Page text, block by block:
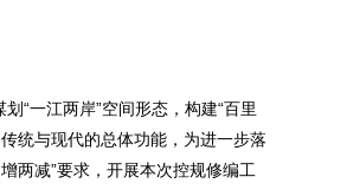
“一江两岸”空间形态，构建“百里
统与现代的总体功能，为进一步落
两减”要求，开展本次控规修编工